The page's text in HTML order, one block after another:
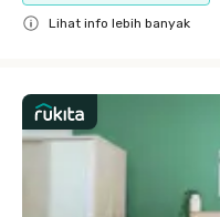
Lihat info lebih banyak